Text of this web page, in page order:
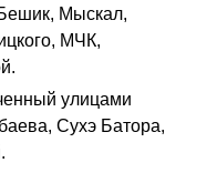
Мыскал,
МЧК,
улицами
Сухэ Батора,